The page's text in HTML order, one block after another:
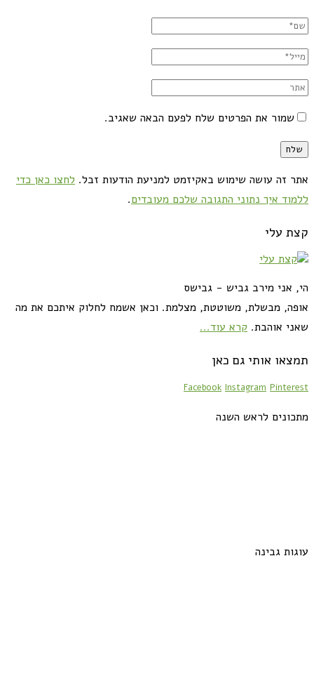
שמור את הפרטים שלח לפעם הבאה שאגיב.
אתר זה עושה שימוש באקיזמט למניעת הודעות זבל. לחצו כאן כדי
ללמוד איך נתוני התגובה שלכם מעובדים.
קצת עלי
הי, אני מירב גביש - גבישס
אופה, מבשלת, משוטטת, מצלמת. וכאן אשמח לחלוק איתכם את מה
שאני אוהבת. קרא עוד...
תמצאו אותי גם כאן
Facebook Instagram Pinterest
מתכונים לראש השנה
עוגות גבינה